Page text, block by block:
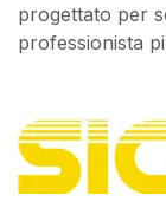
progettato per
professionista